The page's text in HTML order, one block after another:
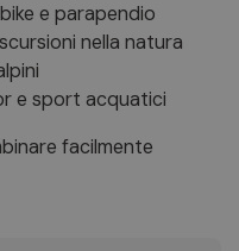
e parapendio
nella natura
e sport acquatici
facilmente